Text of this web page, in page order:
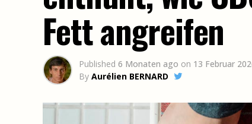
Fett angreifen
Published 6 Monaten ago on 13 Februar
By Aurélien BERNARD